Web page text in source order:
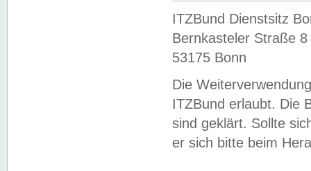
ITZBund Dienstsitz
Bernkasteler Straße 8
53175 Bonn
Die
ITZBund erlaubt. Die
sind geklärt. Sollte
er sich bitte beim